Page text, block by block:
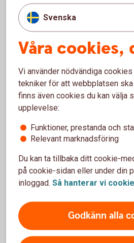
Social hållbarhet
Sparbanken Spira verkar för en
Västerviks- och Åtvidabergs
bland annat genom att dela ut
främjar näringsliv, forskning,
idrott.
Läs mer om vår
Vad kan du göra?
Sparbanken Spira vill både
hållbarhetsarbete och via våra
den negativa miljöbelastningen
gärna hjälpa dig att göra ett
Svenska
Våra cookies,
Vi använder nödvändiga
tekniker för att webbplatsen
finns även cookies du kan välja
upplevelse:
Funktioner, prestanda och
Relevant marknadsföring
Du kan ta tillbaka ditt cookie-
på cookie-sidan eller under din
inloggad. Så hanterar vi
Godkänn alla